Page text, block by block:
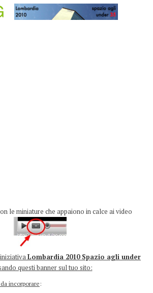
le miniature che appaiono in calce ai video
Lombardia 2010 Spazio agli under
questi banner sul tuo sito:
incorporare :